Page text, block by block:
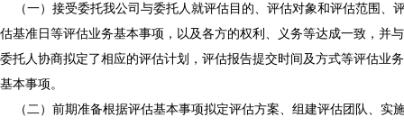
（一）接受委托我公司与委托人就评估目的、评估对象和评估范围、
估基准日等评估业务基本事项，以及各方的权利、义务等达成一致，并与
委托人协商拟定了相应的评估计划，评估报告提交时间及方式等评估业务
基本事项。
（二）前期准备根据评估基本事项拟定评估方案、组建评估团队、实